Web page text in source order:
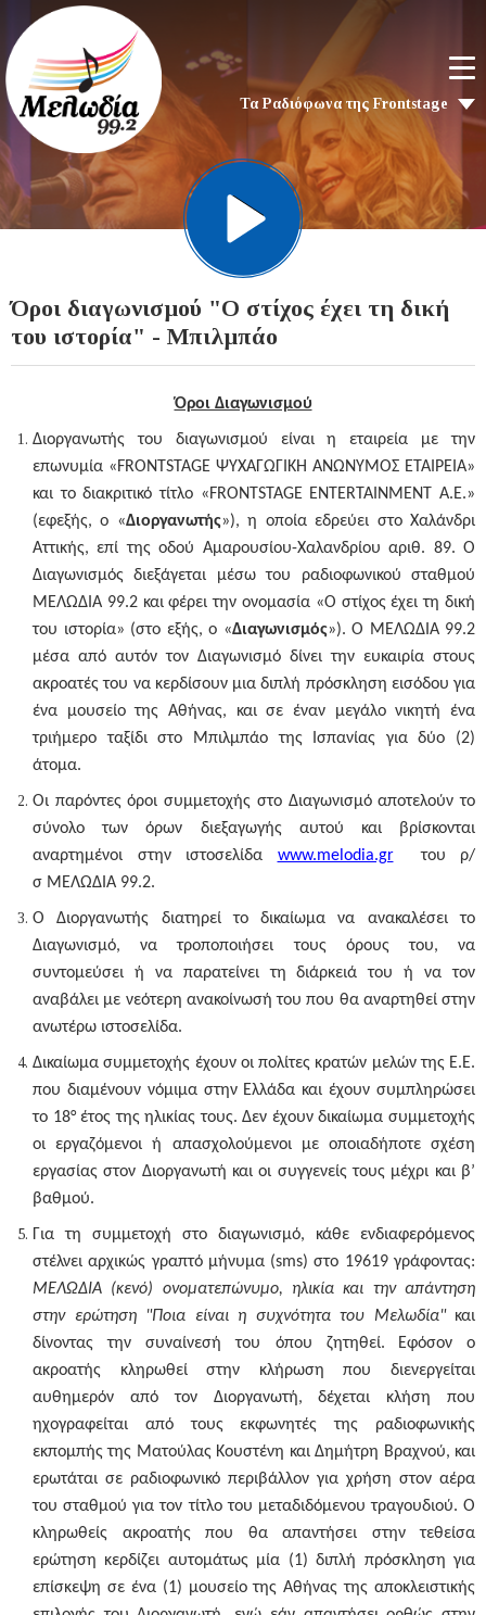
Τα Ραδιόφωνα της Frontstage
Όροι διαγωνισμού "Ο στίχος έχει τη δική
του ιστορία" - Μπιλμπάο
Όροι Διαγωνισμού
Διοργανωτής του διαγωνισμού είναι η εταιρεία με την
επωνυμία «FRONTSTAGE ΨΥΧΑΓΩΓΙΚΗ ΑΝΩΝΥΜΟΣ ΕΤΑΙΡΕΙΑ»
και το διακριτικό τίτλο «FRONTSTAGE ENTERTAINMENT A.E.»
(εφεξής, ο «Διοργανωτής»), η οποία εδρεύει στο Χαλάνδρι
Αττικής, επί της οδού Αμαρουσίου-Χαλανδρίου αριθ. 89. Ο
Διαγωνισμός διεξάγεται μέσω του ραδιοφωνικού σταθμού
ΜΕΛΩΔΙΑ 99.2 και φέρει την ονομασία «Ο στίχος έχει τη δική
του ιστορία» (στο εξής, ο «Διαγωνισμός»). O ΜΕΛΩΔΙΑ 99.2
μέσα από αυτόν τον Διαγωνισμό δίνει την ευκαιρία στους
ακροατές του να κερδίσουν μια διπλή πρόσκληση εισόδου για
ένα μουσείο της Αθήνας, και σε έναν μεγάλο νικητή ένα
τριήμεροταξίδι στο Μπιλμπάο της Ισπανίας γιαδύο (2)
άτομα.
Οι παρόντες όροι συμμετοχής στο Διαγωνισμό αποτελούν το
σύνολο των όρων διεξαγωγής αυτού και βρίσκονται
αναρτημένοι στην ιστοσελίδα www.melodia.gr
του ρ/
σ ΜΕΛΩΔΙΑ 99.2.
Ο Διοργανωτής διατηρεί το δικαίωμα να ανακαλέσει το
Διαγωνισμό, να τροποποιήσει τους όρους του, να
συντομεύσει ή να παρατείνει τη διάρκειά του ή να τον
αναβάλει με νεότερη ανακοίνωσή του που θα αναρτηθεί στην
ανωτέρω ιστοσελίδα.
Δικαίωμα συμμετοχής έχουν οι πολίτες κρατών μελών της Ε.Ε.
που διαμένουν νόμιμα στην Ελλάδα και έχουν συμπληρώσει
το 18° έτος της ηλικίας τους. Δεν έχουν δικαίωμα συμμετοχής
οι εργαζόμενοι ή απασχολούμενοι με οποιαδήποτε σχέση
εργασίας στον Διοργανωτή και οι συγγενείς τους μέχρι και β’
βαθμού.
Για τη συμμετοχή στο διαγωνισμό, κάθε ενδιαφερόμενος
στέλνει αρχικώς γραπτό μήνυμα (sms) στο 19619γράφοντας:
ΜΕΛΩΔΙΑ (κενό) ονοματεπώνυμο, ηλικία και την απάντηση
στην ερώτηση "Ποια είναι η συχνότητα του Μελωδία"και
δίνοντας την συναίνεσή του όπου ζητηθεί.
Εφόσον ο
ακροατής κληρωθεί στην κλήρωση που διενεργείται
αυθημερόν από τον Διοργανωτή, δέχεται κλήση που
ηχογραφείται από τους εκφωνητές της ραδιοφωνικής
εκπομπής της Ματούλας Κουστένη και Δημήτρη Βραχνού, και
ερωτάται σε ραδιοφωνικό περιβάλλον για χρήση στον αέρα
του σταθμού για τον τίτλο του μεταδιδόμενου τραγουδιού. Ο
κληρωθείς ακροατής που θα απαντήσει στην τεθείσα
ερώτηση κερδίζει αυτομάτως μία (1) διπλή πρόσκληση για
επίσκεψη σε ένα (1) μουσείο της Αθήνας της αποκλειστικής